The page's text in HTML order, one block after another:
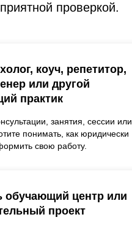
проверкой.
коуч, репетитор,
или другой
практик
занятия, сессии или
понимать, как юридически
свою работу.
обучающий центр или
проект